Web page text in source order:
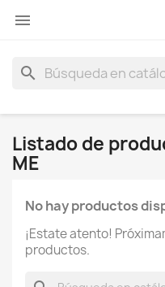

search
Listado de
ME
No hay productos
¡Estate atento!
productos.